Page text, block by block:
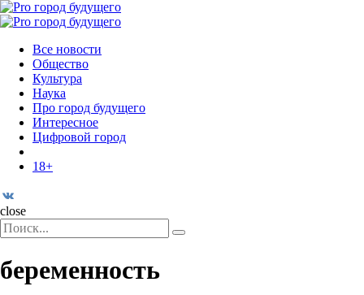
Menu
Поиск
Menu
Pro
Все новости
Общество
Культура
Наука
Про город будущего
Интересное
Цифровой город
18+
Поиск
close
Search
for:
Поиск
беременность